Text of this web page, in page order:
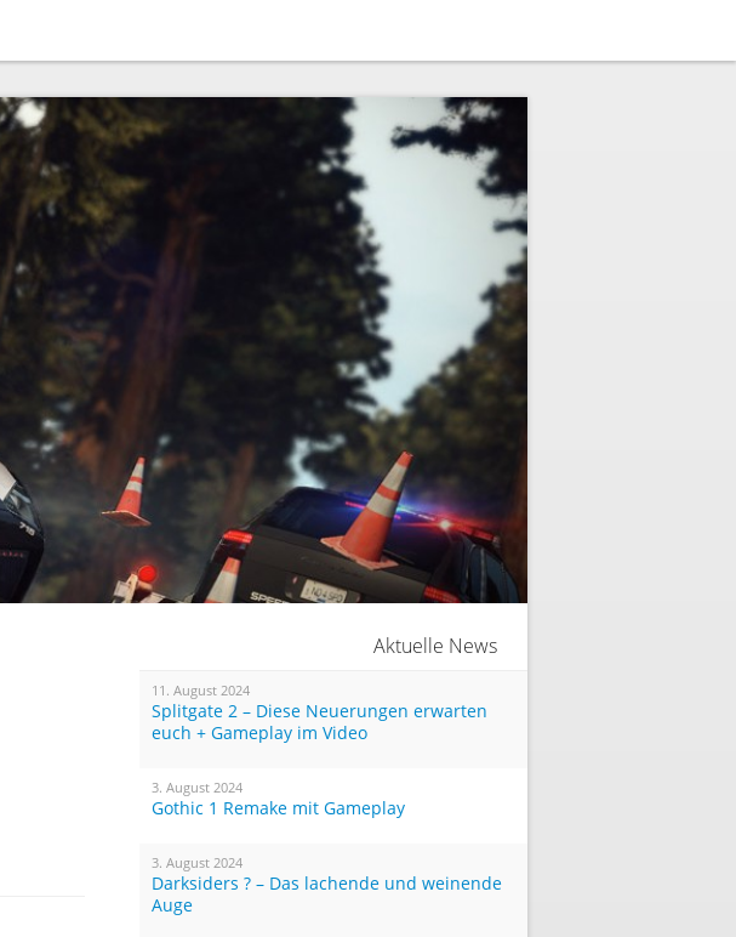
Aktuelle News
11. August 2024
Splitgate 2 – Diese Neuerungen erwarten
euch + Gameplay im Video
3. August 2024
Gothic 1 Remake mit Gameplay
3. August 2024
Darksiders ? – Das lachende und weinende
Auge